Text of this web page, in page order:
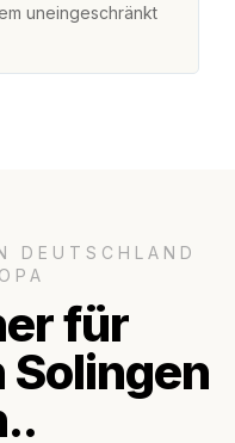
uneingeschränkt
DEUTSCHLAND
für
Solingen